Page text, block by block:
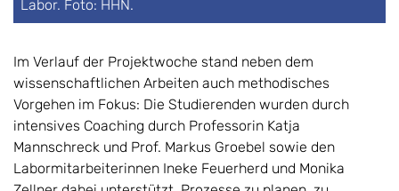
Labor. Foto: HHN.
Im Verlauf der Projektwoche stand neben dem
wissenschaftlichen Arbeiten auch methodisches
Vorgehen im Fokus: Die Studierenden wurden durch
intensives Coaching durch Professorin Katja
Mannschreck und Prof. Markus Groebel sowie den
Labormitarbeiterinnen Ineke Feuerherd und Monika